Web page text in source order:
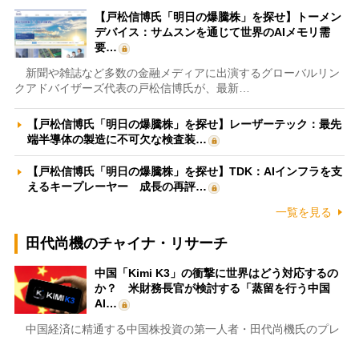
【戸松信博氏「明日の爆騰株」を探せ】トーメン
デバイス：サムスンを通じて世界のAIメモリ需
要…
新聞や雑誌など多数の金融メディアに出演するグローバルリン
クアドバイザーズ代表の戸松信博氏が、最新…
【戸松信博氏「明日の爆騰株」を探せ】レーザーテック：最先
端半導体の製造に不可欠な検査装…
【戸松信博氏「明日の爆騰株」を探せ】TDK：AIインフラを支
えるキープレーヤー 成長の再評…
一覧を見る
田代尚機のチャイナ・リサーチ
中国「Kimi K3」の衝撃に世界はどう対応するの
か？ 米財務長官が検討する「蒸留を行う中国
AI…
中国経済に精通する中国株投資の第一人者・田代尚機氏のプレ